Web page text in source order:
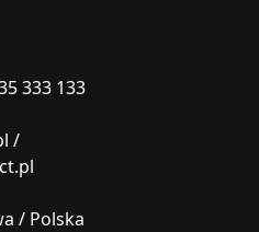
333 133
/
/ Polska